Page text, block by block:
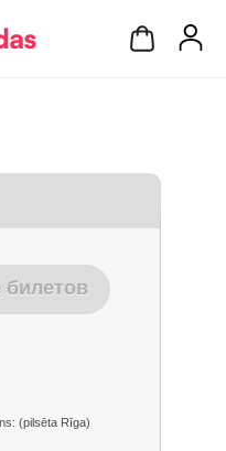
билетов
(pilsēta Rīga)